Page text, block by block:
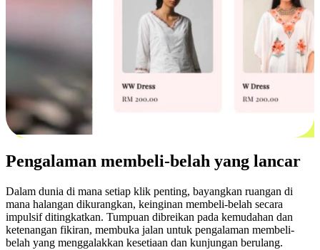
Pengalaman membeli-belah yang lancar
Dalam dunia di mana setiap klik penting, bayangkan ruangan di
mana halangan dikurangkan, keinginan membeli-belah secara
impulsif ditingkatkan. Tumpuan dibreikan pada kemudahan dan
ketenangan fikiran, membuka jalan untuk pengalaman membeli-
belah yang menggalakkan kesetiaan dan kunjungan berulang.